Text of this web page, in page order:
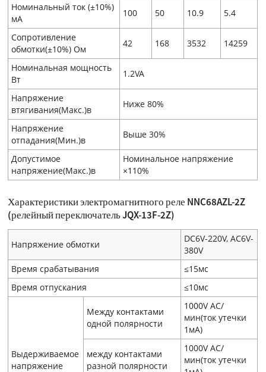
Номинальный ток (±10%)
мA
100 50 10.9 5.4
Сопротивление
обмотки(±10%) Ом
42 168 3532 14259
Номинальная мощность
Вт
1.2VA
Напряжение
втягивания(Макс.)в
Ниже 80%
Напряжение
отпадания(Мин.)в
Выше 30%
Допустимое
напряжение(Макс.)в
Номинальное напряжение
×110%
Характеристики электромагнитного реле NNC68AZL-2Z
(релейный переключатель JQX-13F-2Z)
Напряжение обмотки
DC6V-220V, AC6V-
380V
Время срабатывания
≤15мс
Время отпускания
≤10мс
Выдерживаемое
напряжение
Между контактами
одной полярности
1000V AC/
мин(ток утечки
1мA)
между контактами
разной полярности
1000V AC/
мин(ток утечки